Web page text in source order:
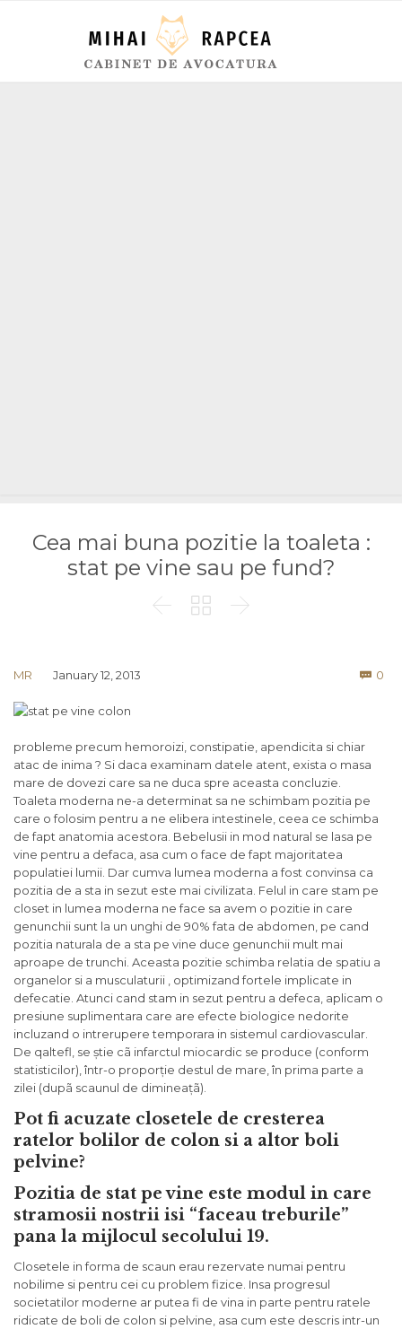
Cea mai buna pozitie la toaleta :
stat pe vine sau pe fund?
  
MR January 12, 2013  0
probleme precum hemoroizi, constipatie, apendicita si chiar
atac de inima ? Si daca examinam datele atent, exista o masa
mare de dovezi care sa ne duca spre aceasta concluzie.
Toaleta moderna ne-a determinat sa ne schimbam pozitia pe
care o folosim pentru a ne elibera intestinele, ceea ce schimba
de fapt anatomia acestora. Bebelusii in mod natural se lasa pe
vine pentru a defaca, asa cum o face de fapt majoritatea
populatiei lumii. Dar cumva lumea moderna a fost convinsa ca
pozitia de a sta in sezut este mai civilizata. Felul in care stam pe
closet in lumea moderna ne face sa avem o pozitie in care
genunchii sunt la un unghi de 90% fata de abdomen, pe cand
pozitia naturala de a sta pe vine duce genunchii mult mai
aproape de trunchi. Aceasta pozitie schimba relatia de spatiu a
organelor si a musculaturii , optimizand fortele implicate in
defecatie. Atunci cand stam in sezut pentru a defeca, aplicam o
presiune suplimentara care are efecte biologice nedorite
incluzand o intrerupere temporara in sistemul cardiovascular.
De qaltefl, se știe cã infarctul miocardic se produce (conform
statisticilor), într-o proporție destul de mare, în prima parte a
zilei (dupã scaunul de dimineațã).
Pot fi acuzate closetele de cresterea
ratelor bolilor de colon si a altor boli
pelvine?
Pozitia de stat pe vine este modul in care
stramosii nostrii isi “faceau treburile”
pana la mijlocul secolului 19.
Closetele in forma de scaun erau rezervate numai pentru
nobilime si pentru cei cu problem fizice. Insa progresul
societatilor moderne ar putea fi de vina in parte pentru ratele
ridicate de boli de colon si pelvine, asa cum este descris intr-un